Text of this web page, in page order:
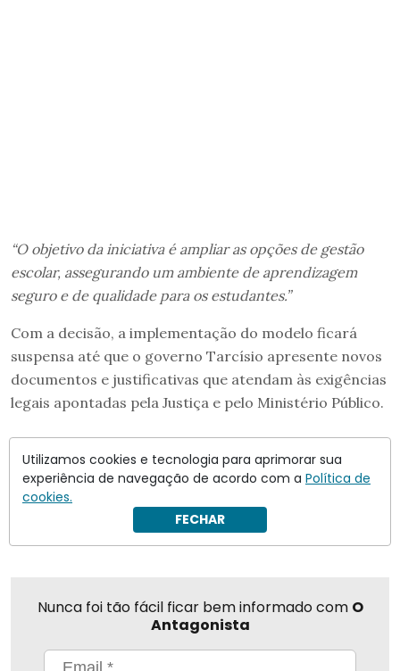
“O objetivo da iniciativa é ampliar as opções de gestão
escolar, assegurando um ambiente de aprendizagem
seguro e de qualidade para os estudantes.”
Com a decisão, a implementação do modelo ficará
suspensa até que o governo Tarcísio apresente novos
documentos e justificativas que atendam às exigências
legais apontadas pela Justiça e pelo Ministério Público.
Compartilhar
Nunca foi tão fácil ficar bem informado com O
Antagonista
Utilizamos cookies e tecnologia para aprimorar sua
experiência de navegação de acordo com a Política de
cookies.
FECHAR